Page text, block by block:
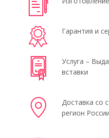
Гарантия и
Услуга –
вставки
Доставка со
регион России